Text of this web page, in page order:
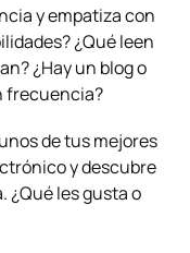
y empatiza con
¿Qué leen
¿Hay un blog o
frecuencia?
de tus mejores
y descubre
¿Qué les gusta o